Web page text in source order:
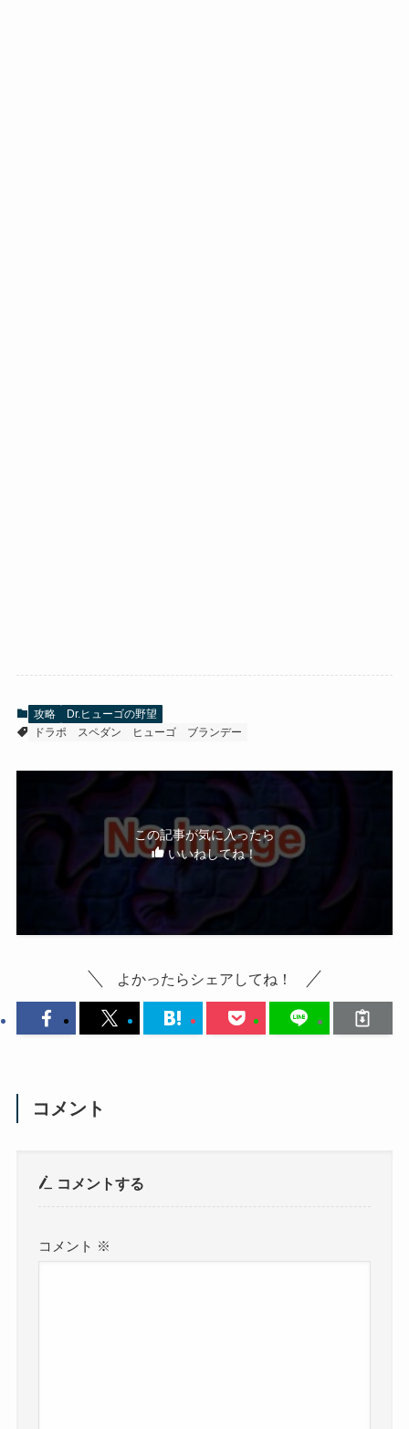
攻略
Dr.ヒューゴの野望
ドラポ
スペダン ヒューゴ ブランデー
この記事が気に入ったら
いいねしてね！
よかったらシェアしてね！
コメント
コメントする
コメント ※